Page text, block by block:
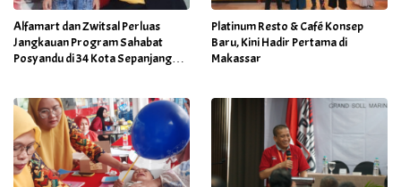
Alfamart dan Zwitsal Perluas
Jangkauan Program Sahabat
Posyandu di 34 Kota Sepanjang
Platinum Resto & Café Konsep
Baru, Kini Hadir Pertama di
Makassar